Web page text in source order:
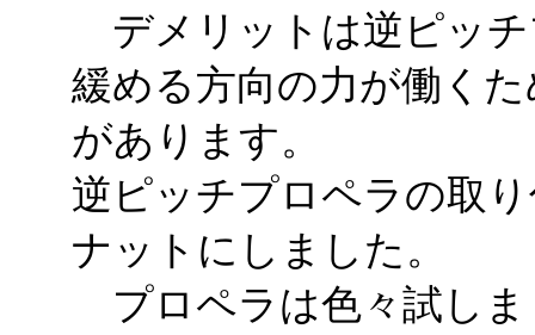
デメリットは逆ピッ
緩める方向の力が働く
があります。
逆ピッチプロペラの取
ナットにしました。
プロペラは色々試しま